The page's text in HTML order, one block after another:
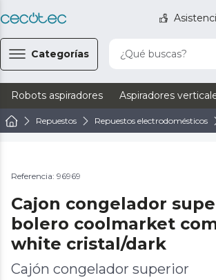
Categorías ¿Qué buscas?
Robots aspiradores Aspiradores
Repuestos Repuestos electrodomésticos
Referencia: 96969
Cajon congelador
bolero coolmarket
white cristal/dark
Cajón congelador superior